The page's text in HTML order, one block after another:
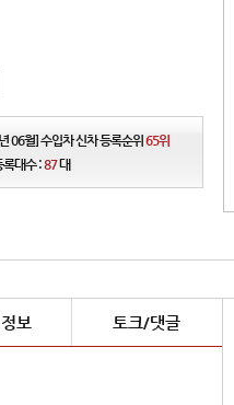
06월] 수입차 신차 등록순위 65위
록대수 :87대
보 토크/댓글